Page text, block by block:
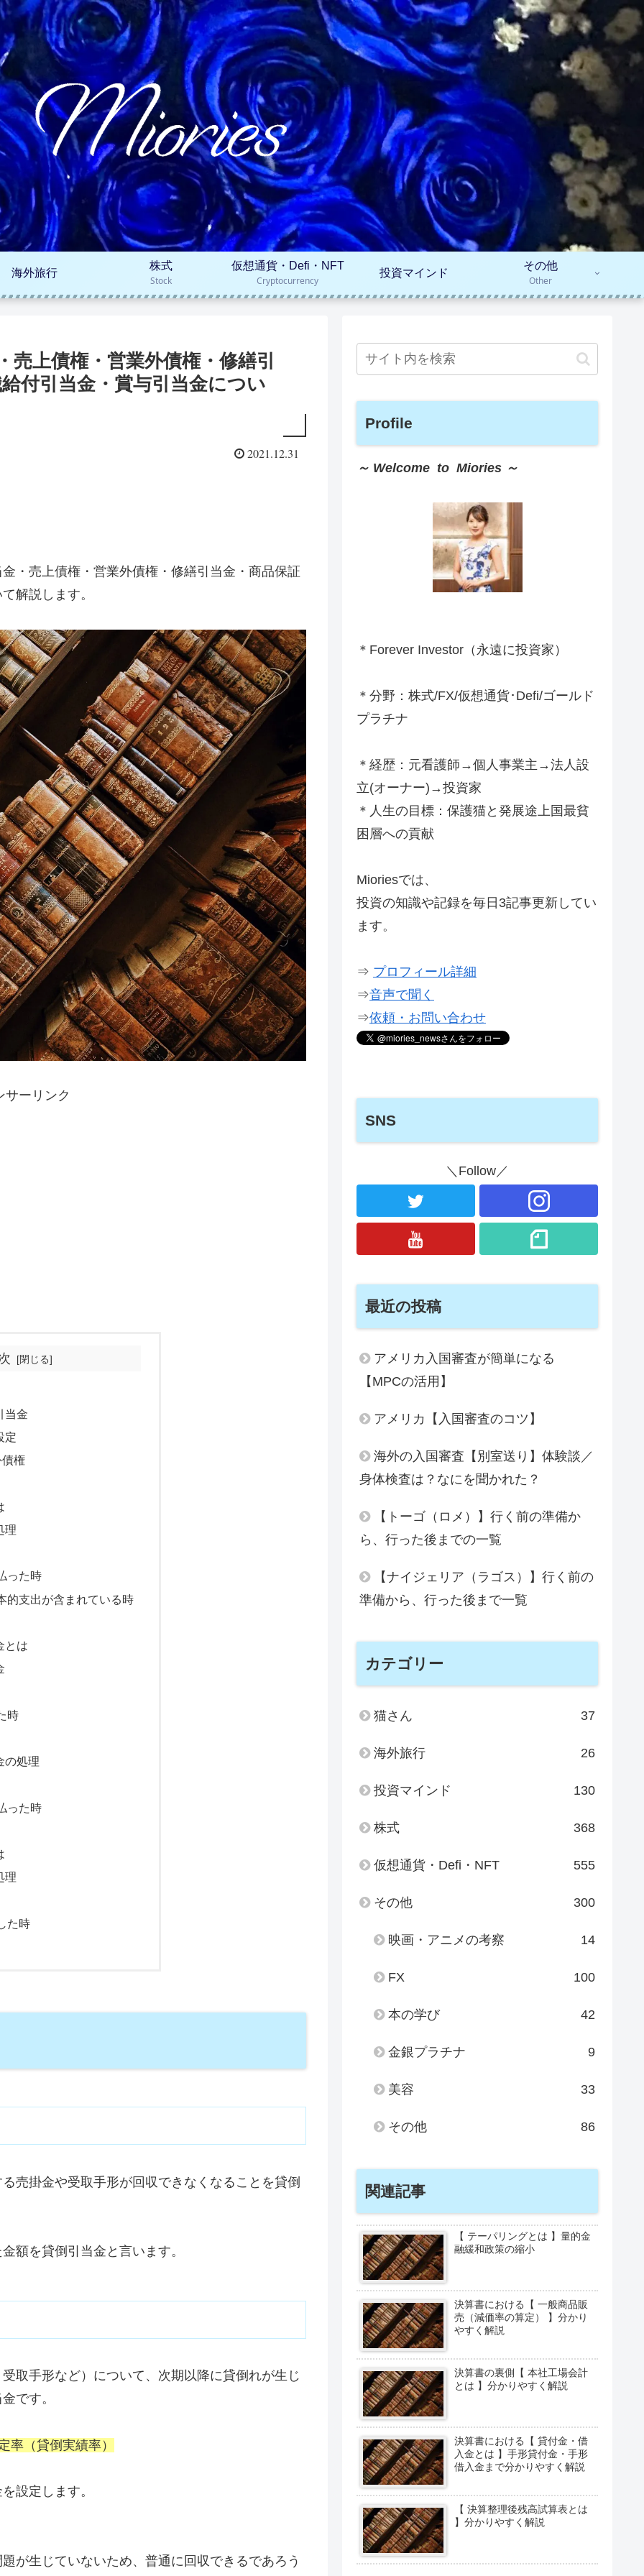
海外旅行
株式
Stock
仮想通貨・Defi・NFT
Cryptocurrency
投資マインド
その他
Other
上債権・営業外債権・修繕引
付引当金・賞与引当金につい
2021.12.31
・売上債権・営業外債権・修繕引当金・商品保証
解説します。
サーリンク
当金
定
権
理
った時
的支出が含まれている時
とは
時
の処理
った時
理
た時
売掛金や受取手形が回収できなくなることを貸倒
額を貸倒引当金と言います。
取手形など）について、次期以降に貸倒れが生じ
です。
率（貸倒実績率）
設定します。
が生じていないため、普通に回収できるであろう
Profile
～ Welcome to Miories ～
＊Forever Investor （永遠に投資家）
＊分野：株式/FX/仮想通貨･Defi/ゴールド
プラチナ
＊経歴：元看護師→個人事業主→法人設
立(オーナー)→投資家
＊人生の目標：保護猫と発展途上国最貧
困層への貢献
Mioriesでは、
投資の知識や記録を毎日3記事更新してい
ます。
⇒ プロフィール詳細
⇒音声で聞く
⇒依頼・お問い合わせ
SNS
＼Follow／
最近の投稿
アメリカ入国審査が簡単になる
【MPCの活用】
アメリカ【入国審査のコツ】
海外の入国審査【別室送り】体験談／
身体検査は？なにを聞かれた？
【トーゴ（ロメ）】行く前の準備か
ら、行った後までの一覧
【ナイジェリア（ラゴス）】行く前の
準備から、行った後まで一覧
カテゴリー
猫さん 37
海外旅行 26
投資マインド 130
株式 368
仮想通貨・Defi・NFT 555
その他 300
映画・アニメの考察 14
FX 100
本の学び 42
金銀プラチナ 9
美容 33
その他 86
関連記事
【 テーパリングとは 】量的金
融緩和政策の縮小
決算書における【 一般商品販
売（減価率の算定） 】分かり
やすく解説
決算書の裏側【 本社工場会計
とは 】分かりやすく解説
決算書における【 貸付金・借
入金とは 】手形貸付金・手形
借入金まで分かりやすく解説
【 決算整理後残高試算表とは
】分かりやすく解説